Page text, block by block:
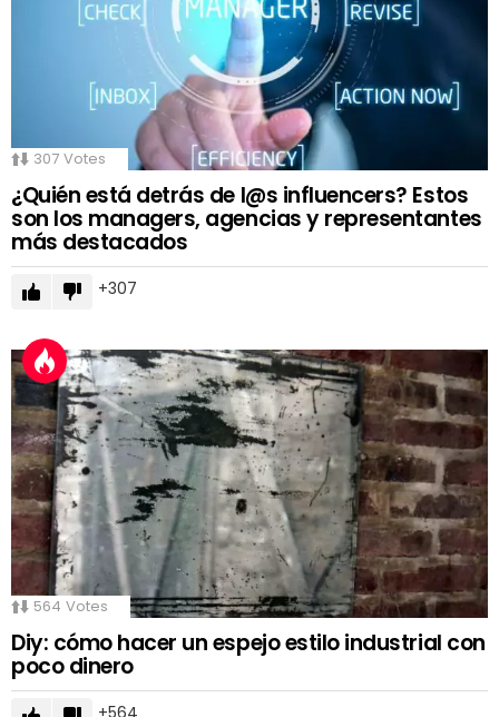
307 Votes
¿Quién está detrás de l@s influencers? Estos
son los managers, agencias y representantes
más destacados
307
564 Votes
Diy: cómo hacer un espejo estilo industrial con
poco dinero